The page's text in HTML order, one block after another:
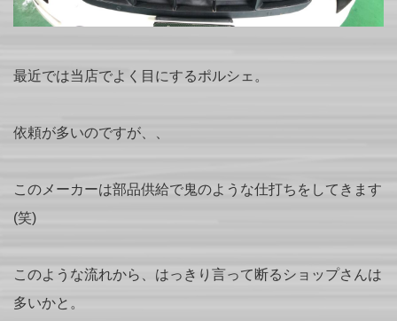
最近では当店でよく目にするポルシェ。
依頼が多いのですが、、
このメーカーは部品供給で鬼のような仕打ちをしてきます
(笑)
このような流れから、はっきり言って断るショップさんは
多いかと。